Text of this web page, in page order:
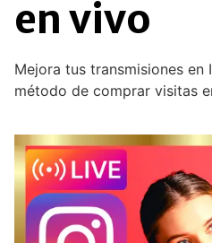
en vivo
Mejora tus transmisiones en
método de comprar visitas